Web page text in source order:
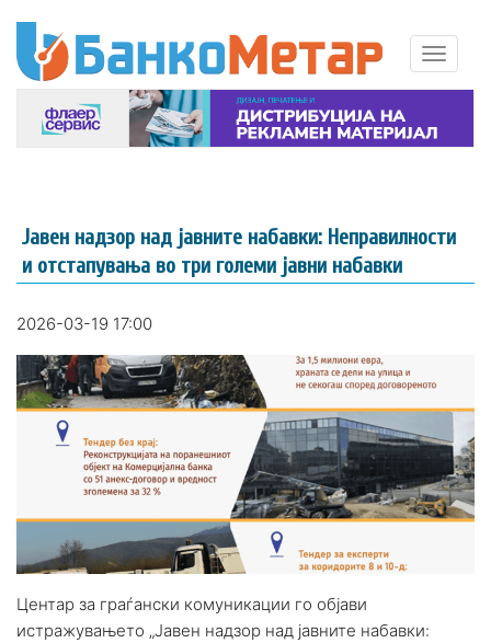
Јавен надзор над јавните набавки: Неправилности
и отстапувања во три големи јавни набавки
2026-03-19 17:00
Центар за граѓански комуникации го објави
истражувањето „Јавен надзор над јавните набавки: